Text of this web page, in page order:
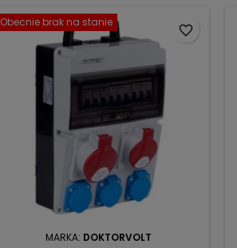
Obecnie brak na stanie
MARKA: DOKTORVOLT
favorite_border